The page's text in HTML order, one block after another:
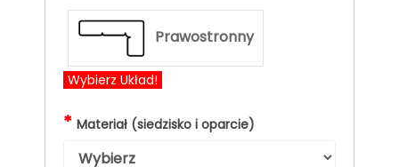
Prawostronny
Wybierz Układ!
* Materiał (siedzisko i oparcie)